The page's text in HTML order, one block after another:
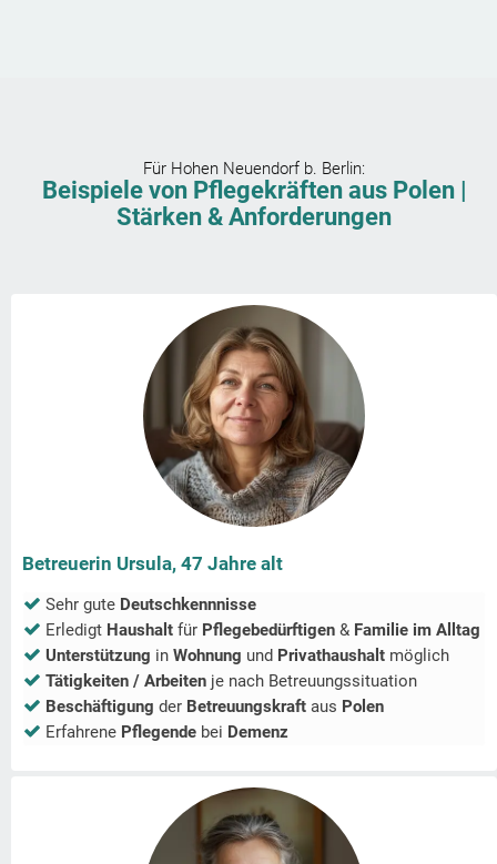
Für Hohen Neuendorf b. Berlin:
Beispiele von Pflegekräften aus Polen |
Stärken & Anforderungen
Betreuerin Ursula, 47 Jahre alt
Sehr gute Deutschkennnisse
Erledigt Haushalt für Pflegebedürftigen & Familie im Alltag
Unterstützung in Wohnung und Privathaushalt möglich
Tätigkeiten / Arbeiten je nach Betreuungssituation
Beschäftigung der Betreuungskraft aus Polen
Erfahrene Pflegende bei Demenz